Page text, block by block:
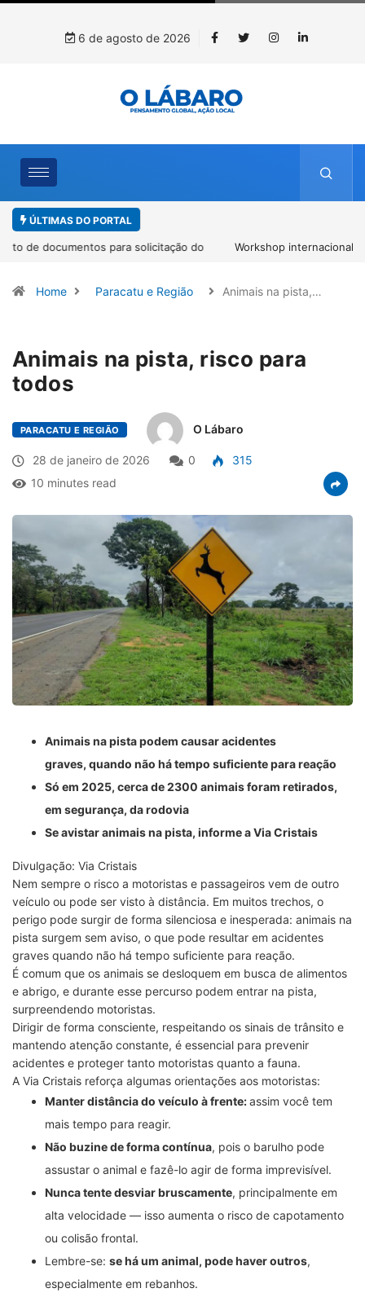
6 de agosto de 2026
ÚLTIMAS DO PORTAL
Workshop internacional debate futuro da piscicultura com
Home Paracatu e Região Animais na pista,…
Animais na pista, risco para
todos
PARACATU E REGIÃO O Lábaro
28 de janeiro de 2026 0
315
10 minutes read
Animais na pista podem causar acidentes
graves, quando não há tempo suficiente para reação
Só em 2025, cerca de 2300 animais foram retirados,
em segurança, da rodovia
Se avistar animais na pista, informe a Via Cristais
Divulgação: Via Cristais
Nem sempre o risco a motoristas e passageiros vem de outro
veículo ou pode ser visto à distância. Em muitos trechos, o
perigo pode surgir de forma silenciosa e inesperada: animais na
pista surgem sem aviso, o que pode resultar em acidentes
graves quando não há tempo suficiente para reação.
É comum que os animais se desloquem em busca de alimentos
e abrigo, e durante esse percurso podem entrar na pista,
surpreendendo motoristas.
Dirigir de forma consciente, respeitando os sinais de trânsito e
mantendo atenção constante, é essencial para prevenir
acidentes e proteger tanto motoristas quanto a fauna.
A Via Cristais reforça algumas orientações aos motoristas:
Manter distância do veículo à frente:assim você tem
mais tempo para reagir.
Não buzine de forma contínua, pois o barulho pode
assustar o animal e fazê-lo agir de forma imprevisível.
Nunca tente desviar bruscamente, principalmente em
alta velocidade — isso aumenta o risco de capotamento
ou colisão frontal.
Lembre-se: se há um animal, pode haver outros,
especialmente em rebanhos.